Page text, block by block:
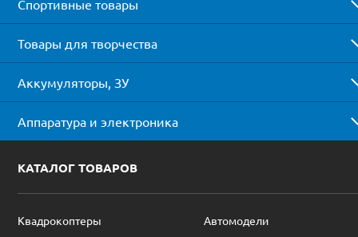
Спортивные товары
Товары для творчества
Аккумуляторы, ЗУ
Аппаратура и электроника
КАТАЛОГ ТОВАРОВ
Квадрокоптеры
Автомодели